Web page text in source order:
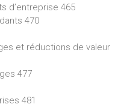
d’entreprise 465
470
et réductions de valeur
477
481